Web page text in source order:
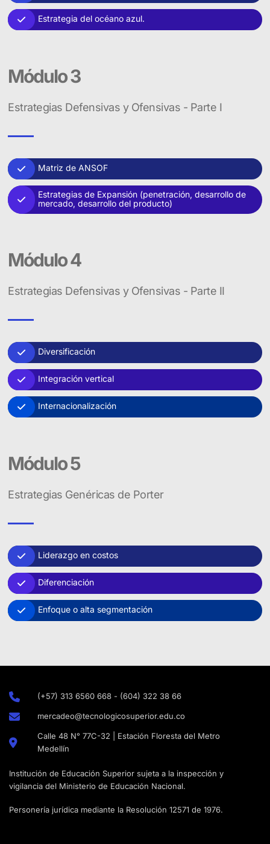
Estrategia del océano azul.
Módulo 3
Estrategias Defensivas y Ofensivas - Parte I
Matriz de ANSOF
Estrategias de Expansión (penetración, desarrollo de
mercado, desarrollo del producto)
Módulo 4
Estrategias Defensivas y Ofensivas - Parte II
Diversificación
Integración vertical
Internacionalización
Módulo 5
Estrategias Genéricas de Porter
Liderazgo en costos
Diferenciación
Enfoque o alta segmentación
(+57) 313 6560 668 - (604) 322 38 66
mercadeo@tecnologicosuperior.edu.co
Calle 48 N° 77C-32 | Estación Floresta del Metro
Medellín
Institución de Educación Superior sujeta a la inspección y
vigilancia del Ministerio de Educación Nacional.
Personería jurídica mediante la Resolución 12571 de 1976.